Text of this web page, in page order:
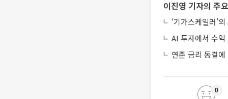
이진영 기자의 주
‘기가스케일러’
AI 투자에서 수익
연준 금리 동결
0